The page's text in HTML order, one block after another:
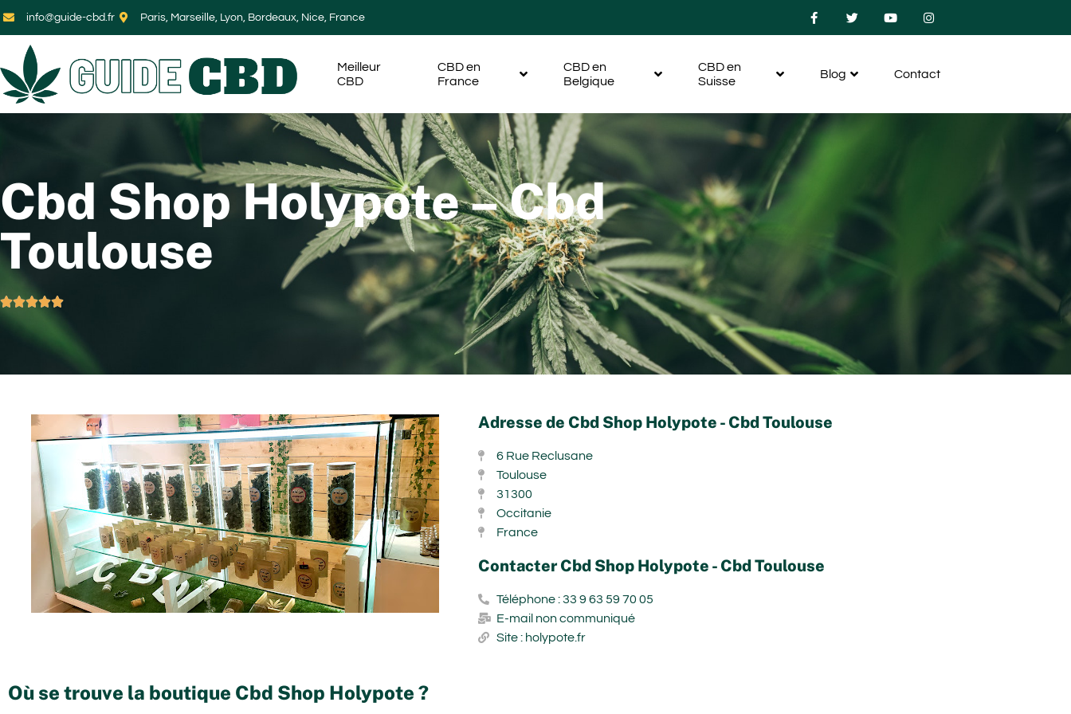
info@guide-cbd.fr Paris, Marseille, Lyon, Bordeaux, Nice, France
Meilleur
CBD
CBD en
France
CBD en
Belgique
CBD en
Suisse
Blog Contact
Cbd Shop Holypote – Cbd
Toulouse

Adresse de Cbd Shop Holypote - Cbd Toulouse
6 Rue Reclusane
Toulouse
31300
Occitanie
France
Contacter Cbd Shop Holypote - Cbd Toulouse
Téléphone : 33 9 63 59 70 05
E-mail non communiqué
Site : holypote.fr
Où se trouve la boutique Cbd Shop Holypote ?